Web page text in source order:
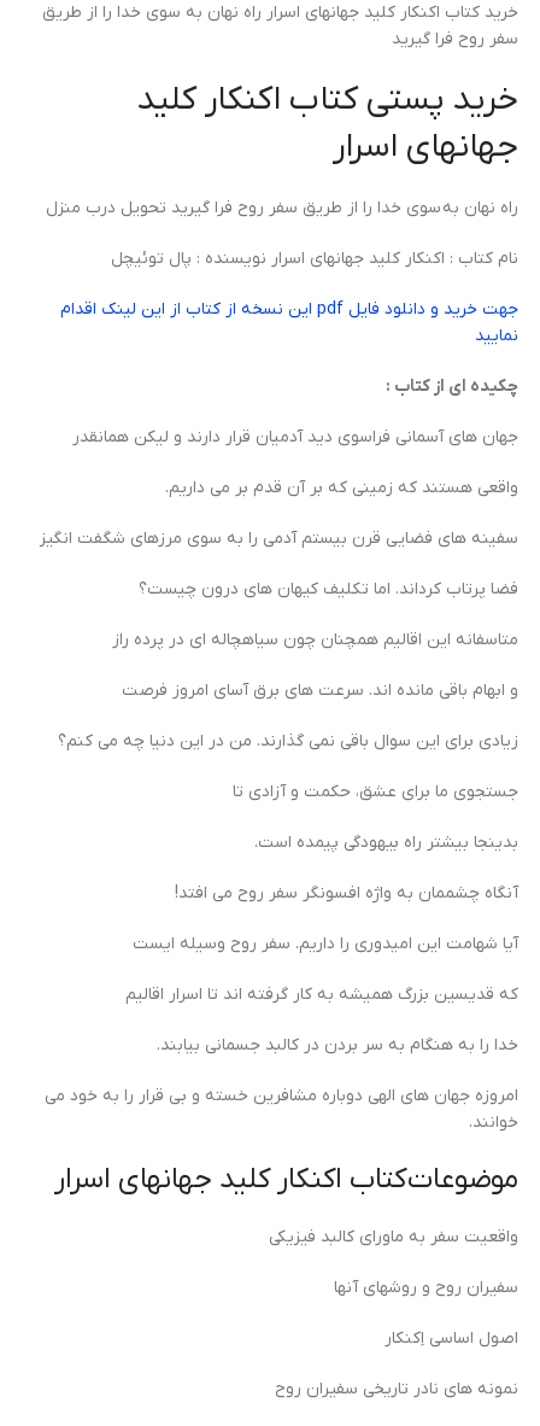
خرید کتاب اکنکار کلید جهانهای اسرار راه نهان به سوی خدا را از طریق
سفر روح فرا گیرید
خرید پستی کتاب اکنکار کلید
جهانهای اسرار
راه نهان به سوی خدا را از طریق سفر روح فرا گیرید تحویل درب منزل
نام کتاب : اکنکار کلید جهانهای اسرار نویسنده : پال توئیچل
جهت خرید و دانلود فایل pdf این نسخه از کتاب از این لینک اقدام
نمایید
چکیده ای از کتاب :
جهان های آسمانی فراسوی دید آدمیان قرار دارند و لیکن همانقدر
واقعی هستند که زمینی که بر آن قدم بر می داریم.
سفینه های فضایی قرن بیستم آدمی را به سوی مرزهای شگفت انگیز
فضا پرتاب کرداند. اما تکلیف کیهان های درون چیست؟
متاسفانه این اقالیم همچنان چون سیاهچاله ای در پرده راز
و ابهام باقی مانده اند. سرعت های برق آسای امروز فرصت
زیادی برای این سوال باقی نمی گذارند. من در این دنیا چه می کنم؟
جستجوی ما برای عشق، حکمت و آزادی تا
بدینجا بیشتر راه بیهودگی پیمده است.
آنگاه چشممان به واژه افسونگر سفر روح می افتد!
آیا شهامت این امیدوری را داریم. سفر روح وسیله ایست
که قدیسین بزرگ همیشه به کار گرفته اند تا اسرار اقالیم
خدا را به هنگام به سر بردن در کالبد جسمانی بیابند.
امروزه جهان های الهی دوباره مشافرین خسته و بی قرار را به خود می
خوانند.
موضوعات کتاب اکنکار کلید جهانهای اسرار
واقعیت سفر به ماورای کالبد فیزیکی
سفیران روح و روشهای آنها
اصول اساسی اِکنکار
نمونه های نادر تاریخی سفیران روح